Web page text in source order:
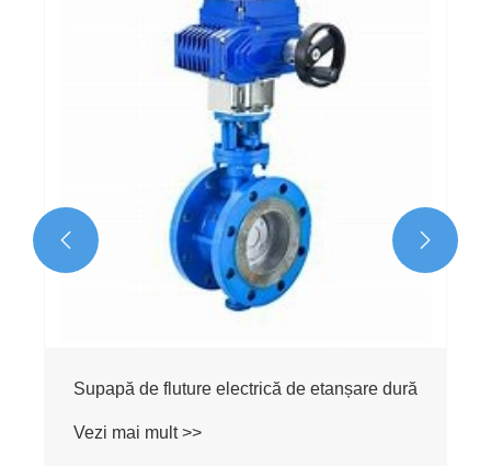
etanșare dură
Ventilație Eanterizare dură Valvă
Vezi mai mult >>
 